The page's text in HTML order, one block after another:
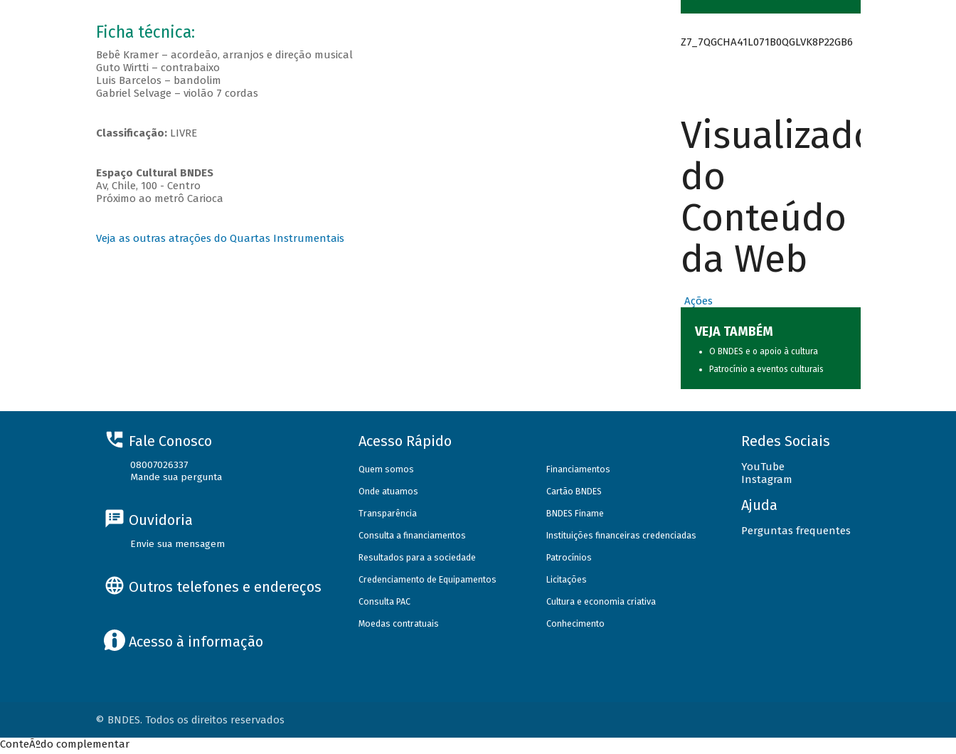
Ficha técnica:
Bebê Kramer – acordeão, arranjos e direção musical
Guto Wirtti – contrabaixo
Luis Barcelos – bandolim
Gabriel Selvage – violão 7 cordas
Classificação:LIVRE
Espaço Cultural BNDES
Av, Chile, 100 - Centro
Próximo ao metrô Carioca
Veja as outras atrações do Quartas Instrumentais
Z7_7QGCHA41L071B0QGLVK8P22GB6
Visualizador
do
Conteúdo
da Web
Ações
VEJA TAMBÉM
O BNDES e o apoio à cultura
Patrocínio a eventos culturais
Fale Conosco
08007026337
Mande sua pergunta
Ouvidoria
Envie sua mensagem
Outros telefones e endereços
Acesso à informação
Acesso Rápido
Quem somos
Onde atuamos
Transparência
Consulta a financiamentos
Resultados para a sociedade
Credenciamento de Equipamentos
Consulta PAC
Moedas contratuais
Financiamentos
Cartão BNDES
BNDES Finame
Instituições financeiras credenciadas
Patrocínios
Licitações
Cultura e economia criativa
Conhecimento
Redes Sociais
YouTube
Instagram
Ajuda
Perguntas frequentes
© BNDES. Todos os direitos reservados
ConteÃºdo complementar